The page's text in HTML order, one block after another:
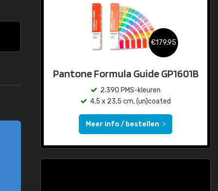
€179,95
Pantone Formula Guide GP1601B
2.390 PMS-kleuren
4,5 x 23,5 cm, (un)coated
Meer info / bestellen